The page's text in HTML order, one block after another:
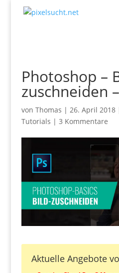
Photoshop –
zuschneiden
von Thomas | 26. April 2018
Tutorials | 3 Kommentare
Aktuelle Angebote